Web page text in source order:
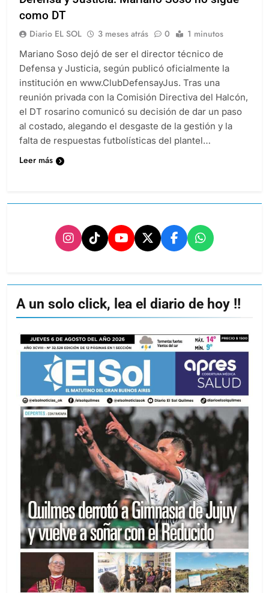
como DT
Diario EL SOL 3 meses atrás 0 1 minutos
Mariano Soso dejó de ser el director técnico de
Defensa y Justicia, según publicó oficialmente la
institución en www.ClubDefensayJus. Tras una
reunión privada con la Comisión Directiva del Halcón,
el DT rosarino comunicó su decisión de dar un paso
al costado, alegando el desgaste de la gestión y la
falta de respuestas futbolísticas del plantel…
Leer más
A un solo click, lea el diario de hoy !!